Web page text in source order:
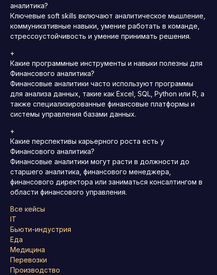
аналитика?
Ключевые soft skills включают аналитическое мышление,
коммуникативные навыки, умение работать в команде,
стрессоустойчивость и умение принимать решения.
+
Какие программные инструменты и навыки полезны для
Финансового аналитика?
Финансовые аналитики часто используют программы
для анализа данных, такие как Excel, SQL, Python или R, а
также специализированные финансовые платформы и
системы управления базами данных.
+
Какие перспективы карьерного роста есть у
Финансового аналитика?
Финансовые аналитики могут расти в должности до
старшего аналитика, финансового менеджера,
финансового директора или заниматься консалтингом в
области финансового управления.
Все кейсы
IT
Бьюти-индустрия
Еда
Медицина
Перевозки
Производство